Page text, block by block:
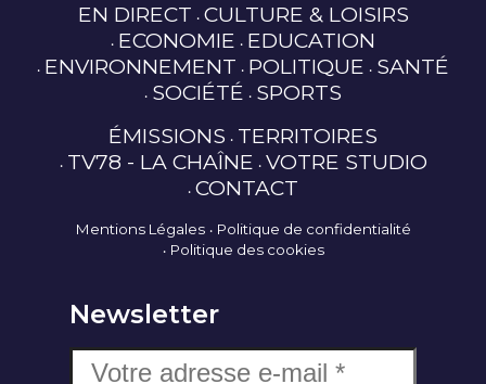
EN DIRECT CULTURE & LOISIRS
ECONOMIE EDUCATION
ENVIRONNEMENT POLITIQUE SANTÉ
SOCIÉTÉ SPORTS
ÉMISSIONS TERRITOIRES
TV78 - LA CHAÎNE VOTRE STUDIO
CONTACT
Mentions Légales
Politique de confidentialité
Politique des cookies
Newsletter